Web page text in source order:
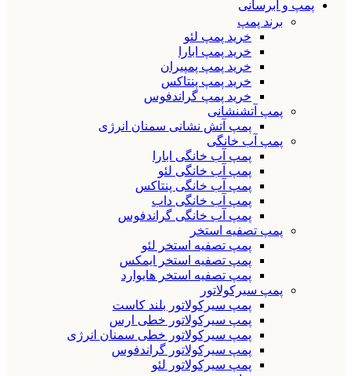
پمپ و آبرسانی
برند پمپ
خرید پمپ لئو
خرید پمپ ابارا
خرید پمپ پمپیران
خرید پمپ پنتاکس
خرید پمپ گراندفوس
پمپ آتشنشانی
پمپ آتش نشانی سمنان انرژی
پمپ آب خانگی
پمپ آب خانگی ابارا
پمپ آب خانگی لئو
پمپ آب خانگی پنتاکس
پمپ آب خانگی داب
پمپ آب خانگی گراندفوس
پمپ تصفیه استخر
پمپ تصفیه استخر لئو
پمپ تصفیه استخر ایمکس
پمپ تصفیه استخر هایوارد
پمپ سیرکولاتور
پمپ سیرکولاتور بلند کاست
پمپ سیرکولاتور خطی ارس
پمپ سیرکولاتور خطی سمنان انرژی
پمپ سیرکولاتور گراندفوس
پمپ سیرکولاتور لئو